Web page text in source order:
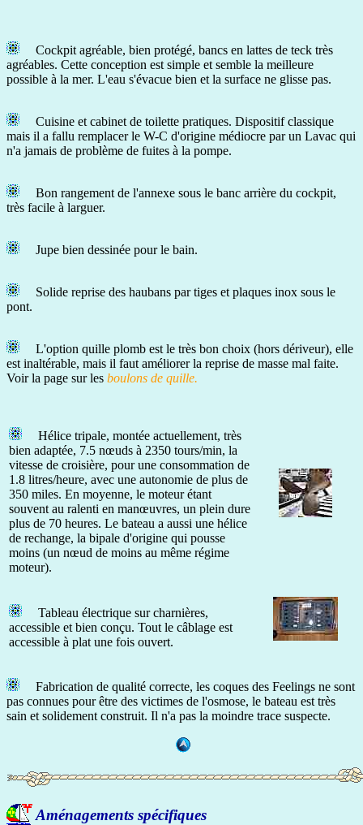
Cockpit agréable, bien protégé, bancs en lattes de teck très
agréables. Cette conception est simple et semble la meilleure
possible à la mer. L'eau s'évacue bien et la surface ne glisse pas.
Cuisine et cabinet de toilette pratiques. Dispositif classique
mais il a fallu remplacer le W-C d'origine médiocre par un Lavac qui
n'a jamais de problème de fuites à la pompe.
Bon rangement de l'annexe sous le banc arrière du cockpit,
très facile à larguer.
Jupe bien dessinée pour le bain.
Solide reprise des haubans par tiges et plaques inox sous le
pont.
L'option quille plomb est le très bon choix (hors dériveur), elle
est inaltérable, mais il faut améliorer la reprise de masse mal faite.
Voir la page sur les boulons de quille.
Hélice tripale, montée actuellement, très
bien adaptée, 7.5 nœuds à 2350 tours/min, la
vitesse de croisière, pour une consommation de
1.8 litres/heure, avec une autonomie de plus de
350 miles. En moyenne, le moteur étant
souvent au ralenti en manœuvres, un plein dure
plus de 70 heures. Le bateau a aussi une hélice
de rechange, la bipale d'origine qui pousse
moins (un nœud de moins au même régime
moteur).
Tableau électrique sur charnières,
accessible et bien conçu. Tout le câblage est
accessible à plat une fois ouvert.
Fabrication de qualité correcte, les coques des Feelings ne sont
pas connues pour être des victimes de l'osmose, le bateau est très
sain et solidement construit. Il n'a pas la moindre trace suspecte.
Aménagements spécifiques